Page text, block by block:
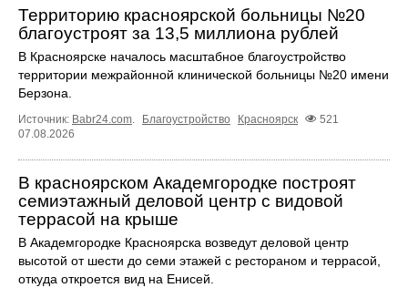
Территорию красноярской больницы №20
благоустроят за 13,5 миллиона рублей
В Красноярске началось масштабное благоустройство
территории межрайонной клинической больницы №20 имени
Берзона.
Источник: Babr24.com. Благоустройство Красноярск
521
07.08.2026
В красноярском Академгородке построят
семиэтажный деловой центр с видовой
террасой на крыше
В Академгородке Красноярска возведут деловой центр
высотой от шести до семи этажей с рестораном и террасой,
откуда откроется вид на Енисей.